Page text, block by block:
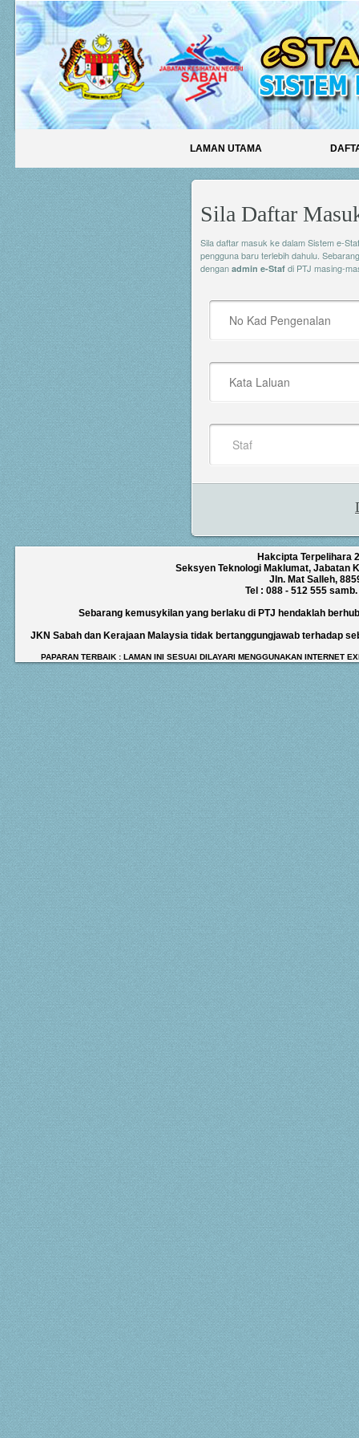
LAMAN UTAMA
Sila Daftar
Sila daftar masuk ke dalam Sistem e-
pengguna baru terlebih dahulu.
dengan admin e-Staf di PTJ masing-
Hakcipta Terpelihara
Seksyen Teknologi Maklumat, Jabatan
Jln. Mat Salleh,
Tel : 088 - 512 555
Sebarang kemusykilan yang berlaku di PTJ hendaklah
JKN Sabah dan Kerajaan Malaysia tidak bertanggungjawab terhadap
PAPARAN TERBAIK : LAMAN INI SESUAI DILAYARI MENGGUNAKAN INTERNET